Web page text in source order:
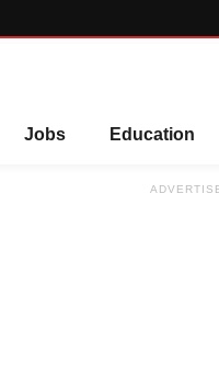
Jobs Education